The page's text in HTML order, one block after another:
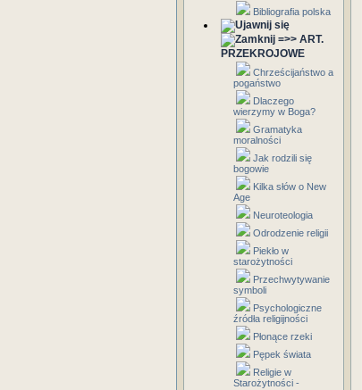
Bibliografia polska
=>> ART.
PRZEKROJOWE
Chrześcijaństwo a
pogaństwo
Dlaczego
wierzymy w Boga?
Gramatyka
moralności
Jak rodzili się
bogowie
Kilka słów o New
Age
Neuroteologia
Odrodzenie religii
Piekło w
starożytności
Przechwytywanie
symboli
Psychologiczne
źródła religijności
Płonące rzeki
Pępek świata
Religie w
Starożytności -